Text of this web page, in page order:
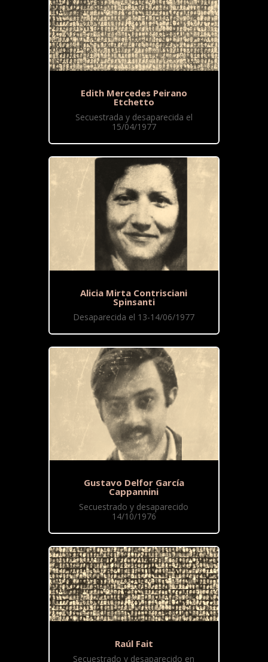
Edith Mercedes Peirano
Etchetto
Secuestrada y desaparecida el
15/04/1977
Alicia Mirta Contrisciani
Spinsanti
Desaparecida el 13-14/06/1977
Gustavo Delfor García
Cappannini
Secuestrado y desaparecido
14/10/1976
Raúl Fait
Secuestrado y desaparecido en